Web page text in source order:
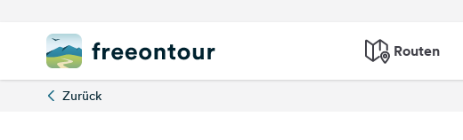
Routen
Zurück